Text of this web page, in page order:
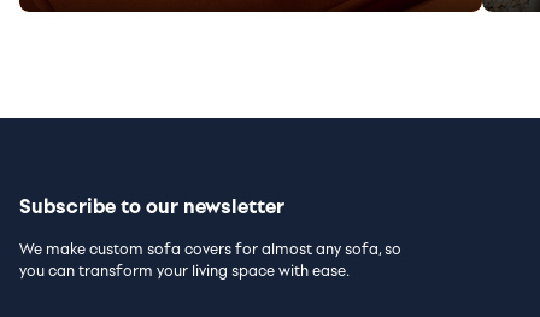
Subscribe to our newsletter
We make custom sofa covers for almost any sofa, so
you can transform your living space with ease.